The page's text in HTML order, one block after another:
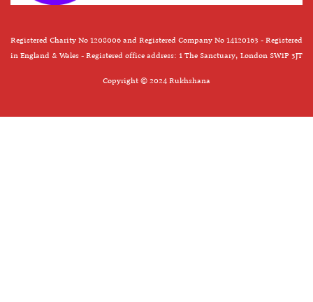
Registered Charity No 1208006 and Registered Company No 14120163 - Registered
in England & Wales - Registered office address: 1 The Sanctuary, London SW1P 3JT
Copyright © 2024 Rukhshana